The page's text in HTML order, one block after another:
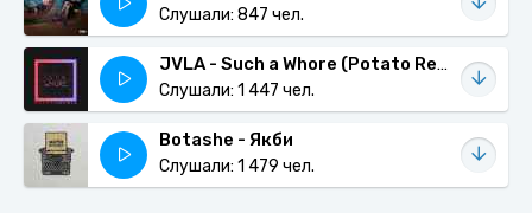
Слушали: 847 чел.
JVLA - Such a Whore (Potato Remix)
Слушали: 1 447 чел.
Botashe - Якби
Слушали: 1 479 чел.